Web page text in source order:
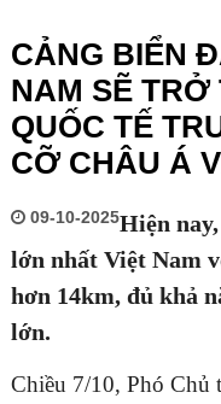
CẢNG BIỂN
NAM SẼ
QUỐC TẾ
CỠ CHÂU Á
09-10-2025Hiện nay,
lớn nhất Việt Nam
hơn 14km, đủ khả
lớn.
Chiều 7/10, Phó Chủ